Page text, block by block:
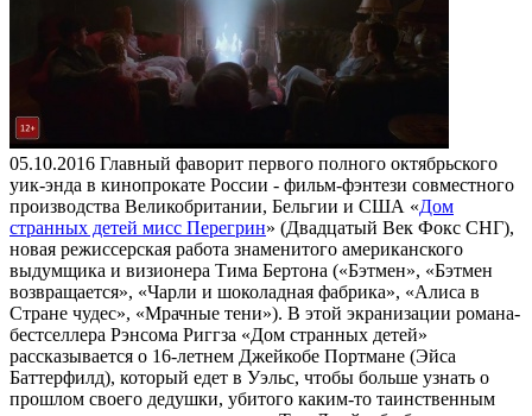
05.10.2016 Главный фаворит первого полного октябрьского
уик-энда в кинопрокате России - фильм-фэнтези совместного
производства Великобритании, Бельгии и США «Дом
странных детей мисс Перегрин» (Двадцатый Век Фокс СНГ),
новая режиссерская работа знаменитого американского
выдумщика и визионера Тима Бертона («Бэтмен», «Бэтмен
возвращается», «Чарли и шоколадная фабрика», «Алиса в
Стране чудес», «Мрачные тени»). В этой экранизации романа-
бестселлера Рэнсома Риггза «Дом странных детей»
рассказывается о 16-летнем Джейкобе Портмане (Эйса
Баттерфилд), который едет в Уэльс, чтобы больше узнать о
прошлом своего дедушки, убитого каким-то таинственным